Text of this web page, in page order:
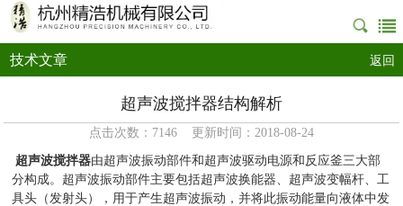
技术文章 返回
超声波搅拌器结构解析
点击次数：7146 更新时间：2018-08-24
超声波搅拌器由超声波振动部件和超声波驱动电源和反应釜三大部
分构成。超声波振动部件主要包括超声波换能器、超声波变幅杆、工
具头（发射头），用于产生超声波振动，并将此振动能量向液体中发